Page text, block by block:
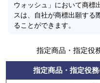
ウォッシュ」において商標
スは、自社が商標出願する
ることができます。
指定商品・指定役
指定商品・指定役